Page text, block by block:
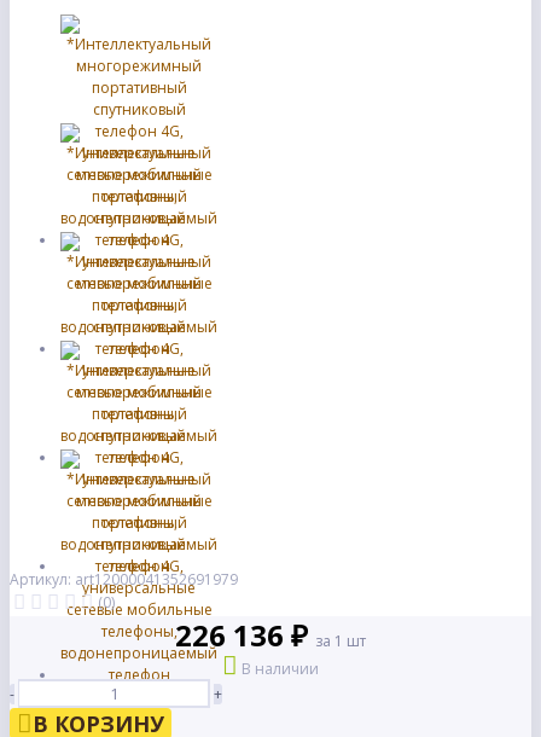
Артикул: art12000041352691979
(0)
226 136 ₽ за 1 шт
В наличии
-
+
В КОРЗИНУ